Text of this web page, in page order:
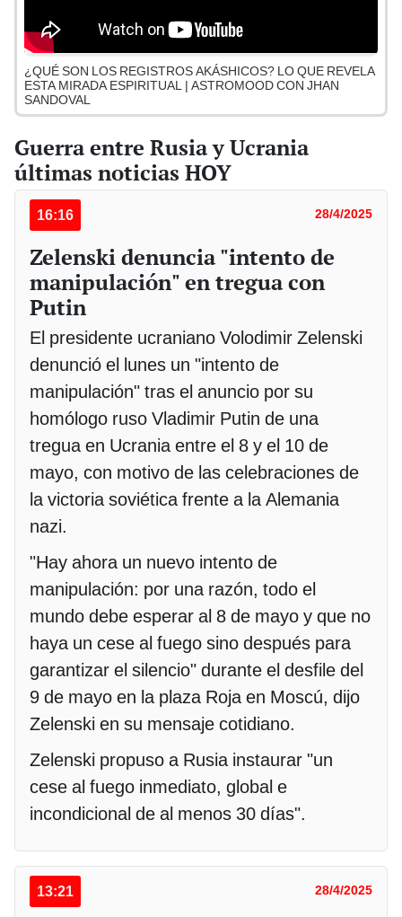
¿QUÉ SON LOS REGISTROS AKÁSHICOS? LO QUE REVELA
ESTA MIRADA ESPIRITUAL | ASTROMOOD CON JHAN
SANDOVAL
Guerra entre Rusia y Ucrania
últimas noticias HOY
16:16 28/4/2025
Zelenski denuncia "intento de
manipulación" en tregua con
Putin
El presidente ucraniano Volodimir Zelenski
denunció el lunes un "intento de
manipulación" tras el anuncio por su
homólogo ruso Vladimir Putin de una
tregua en Ucrania entre el 8 y el 10 de
mayo, con motivo de las celebraciones de
la victoria soviética frente a la Alemania
nazi.
"Hay ahora un nuevo intento de
manipulación: por una razón, todo el
mundo debe esperar al 8 de mayo y que no
haya un cese al fuego sino después para
garantizar el silencio" durante el desfile del
9 de mayo en la plaza Roja en Moscú, dijo
Zelenski en su mensaje cotidiano.
Zelenski propuso a Rusia instaurar "un
cese al fuego inmediato, global e
incondicional de al menos 30 días".
13:21 28/4/2025